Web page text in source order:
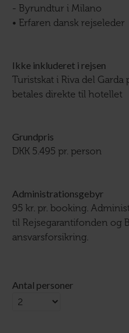
- Byrundtur i Milano
• Erfaren dansk rejseleder
Ikke inkluderet i rejsen
Turistskat i Riva del Garda
betales direkte til hotellet
Grundpris
DKK 5.495 pr. person
Administrationsgebyr
95 kr. pr. booking.
til Rejsegarantifonden og
ansvarsforsikring.
Antal personer